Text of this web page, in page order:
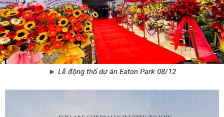
► Lễ động thổ dự án Eaton Park 08/12